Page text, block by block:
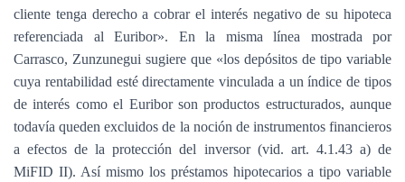
cliente tenga derecho a cobrar el interés negativo de su hipoteca
referenciada al Euribor». En la misma línea mostrada por
Carrasco, Zunzunegui sugiere que «los depósitos de tipo variable
cuya rentabilidad esté directamente vinculada a un índice de tipos
de interés como el Euribor son productos estructurados, aunque
todavía queden excluidos de la noción de instrumentos financieros
a efectos de la protección del inversor (vid. art. 4.1.43 a) de
MiFID II). Así mismo los préstamos hipotecarios a tipo variable